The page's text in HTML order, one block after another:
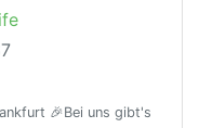
🎉Bei uns gibt's